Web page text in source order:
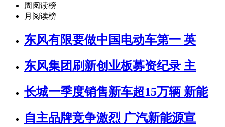
周阅读榜
月阅读榜
东风有限要做中国电动车第一 英
东风集团刷新创业板募资纪录 主
长城一季度销售新车超15万辆 新能
自主品牌竞争激烈 广汽新能源宣